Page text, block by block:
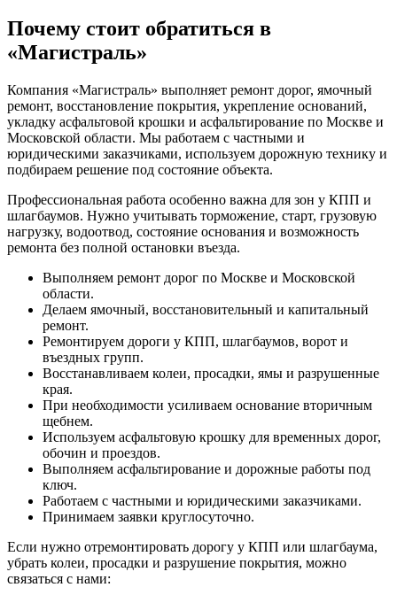
Почему стоит обратиться в
«Магистраль»
Компания «Магистраль» выполняет ремонт дорог, ямочный
ремонт, восстановление покрытия, укрепление оснований,
укладку асфальтовой крошки и асфальтирование по Москве и
Московской области. Мы работаем с частными и
юридическими заказчиками, используем дорожную технику и
подбираем решение под состояние объекта.
Профессиональная работа особенно важна для зон у КПП и
шлагбаумов. Нужно учитывать торможение, старт, грузовую
нагрузку, водоотвод, состояние основания и возможность
ремонта без полной остановки въезда.
Выполняем ремонт дорог по Москве и Московской
области.
Делаем ямочный, восстановительный и капитальный
ремонт.
Ремонтируем дороги у КПП, шлагбаумов, ворот и
въездных групп.
Восстанавливаем колеи, просадки, ямы и разрушенные
края.
При необходимости усиливаем основание вторичным
щебнем.
Используем асфальтовую крошку для временных дорог,
обочин и проездов.
Выполняем асфальтирование и дорожные работы под
ключ.
Работаем с частными и юридическими заказчиками.
Принимаем заявки круглосуточно.
Если нужно отремонтировать дорогу у КПП или шлагбаума,
убрать колеи, просадки и разрушение покрытия, можно
связаться с нами: